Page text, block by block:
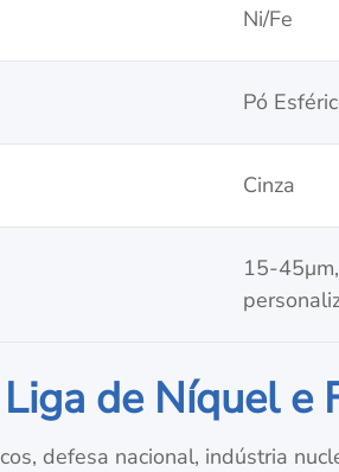
Ni/Fe
Pó
Cinza
15-
de Níquel e
defesa nacional, indústria